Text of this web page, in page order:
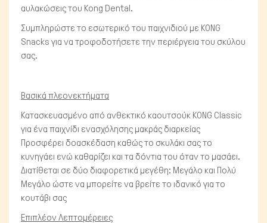
Μικρά ζώα
αυλακώσεις του Kong Dental.
Συμπληρώστε το εσωτερικό του παιχνιδιού με KONG
Snacks για να τροφοδοτήσετε την περιέργεια του σκύλου
σας.
Βασικά πλεονεκτήματα
Κατασκευασμένο από ανθεκτικό καουτσούκ KONG Classic
για ένα παιχνίδι ενασχόλησης μακράς διαρκείας
Προσφέρει δοασκέδαση καθώς το σκυλάκι σας το
κυνηγάει ενώ καθαρίζει και τα δόντια του όταν το μασάει.
Διατίθεται σε δύο διαφορετικά μεγέθη: Μεγάλο και Πολύ
Μεγάλο ώστε να μπορείτε να βρείτε το ιδανικό για το
κουτάβι σας
Επιπλέον Λεπτομέρειες